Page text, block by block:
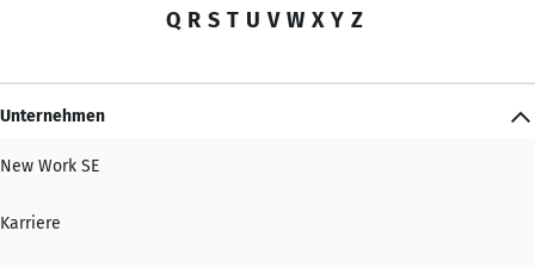
Q R S T U V W X Y Z
Unternehmen
New Work SE
Karriere